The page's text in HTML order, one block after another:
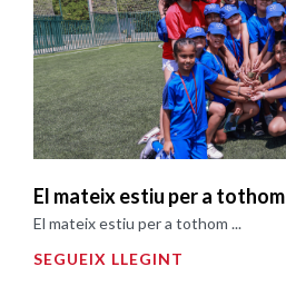
El mateix estiu per a tothom
El mateix estiu per a tothom ...
SEGUEIX LLEGINT